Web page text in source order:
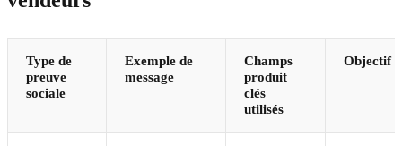
Type de
preuve
sociale
Exemple de
message
Champs
produit
clés
utilisés
Objectif